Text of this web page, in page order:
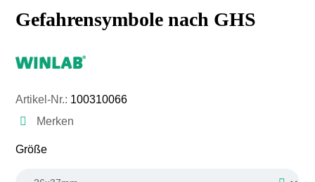
Gefahrensymbole nach GHS
Artikel-Nr.: 100310066
Merken
Größeauswählen